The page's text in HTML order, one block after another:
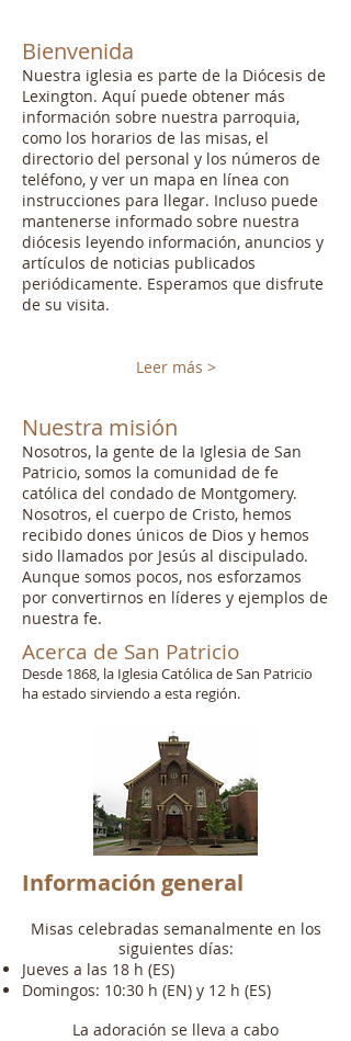
Bienvenida
Nuestra iglesia es parte de la Diócesis de
Lexington. Aquí puede obtener más
información sobre nuestra parroquia,
como los horarios de las misas, el
directorio del personal y los números de
teléfono, y ver un mapa en línea con
instrucciones para llegar. Incluso puede
mantenerse informado sobre nuestra
diócesis leyendo información, anuncios y
artículos de noticias publicados
periódicamente. Esperamos que disfrute
de su visita.
Leer más >
Nuestra misión
Nosotros, la gente de la Iglesia de San
Patricio, somos la comunidad de fe
católica del condado de Montgomery.
Nosotros, el cuerpo de Cristo, hemos
recibido dones únicos de Dios y hemos
sido llamados por Jesús al discipulado.
Aunque somos pocos, nos esforzamos
por convertirnos en líderes y ejemplos de
nuestra fe.
Acerca de San Patricio
Desde 1868, la Iglesia Católica de San Patricio
ha estado sirviendo a esta región.
Información general
Misas celebradas semanalmente en los
siguientes días:
Jueves a las 18 h (ES)
Domingos: 10:30 h (EN) y 12 h (ES)
La adoración se lleva a cabo